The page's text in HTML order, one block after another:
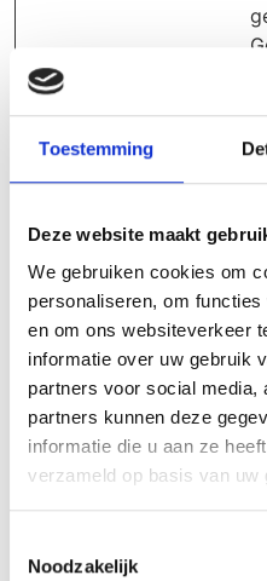
Toestemming
Deze website maakt
We gebruiken cookies om
personaliseren, om
en om ons websiteverkeer
informatie over uw gebruik
partners voor social media,
partners kunnen deze
informatie die u aan ze
verzameld op basis van
Noodzakelijk
_ga_# Google